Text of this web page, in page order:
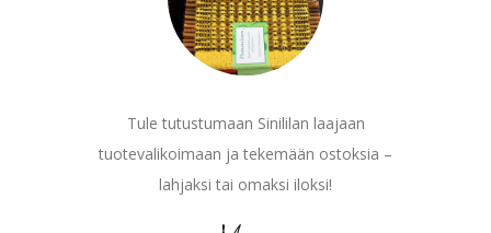
Tule tutustumaan Sinililan laajaan
tuotevalikoimaan ja tekemään ostoksia –
lahjaksi tai omaksi iloksi!